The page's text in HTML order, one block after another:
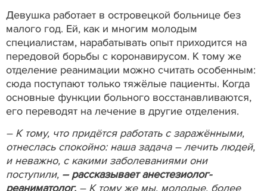
Девушка работает в островецкой больнице без
малого год. Ей, как и многим молодым
специалистам, нарабатывать опыт приходится на
передовой борьбы с коронавирусом. К тому же
отделение реанимации можно считать особенным:
сюда поступают только тяжёлые пациенты. Когда
основные функции больного восстанавливаются,
его переводят на лечение в другие отделения.
– К тому, что придётся работать с заражёнными,
отнеслась спокойно: наша задача – лечить людей,
и неважно, с какими заболеваниями они
поступили, – рассказывает анестезиолог-
реаниматолог. – К тому же мы, молодые, более